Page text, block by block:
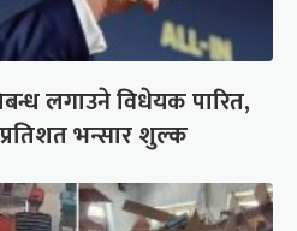
लगाउने विधेयक पारित,
भन्सार शुल्क